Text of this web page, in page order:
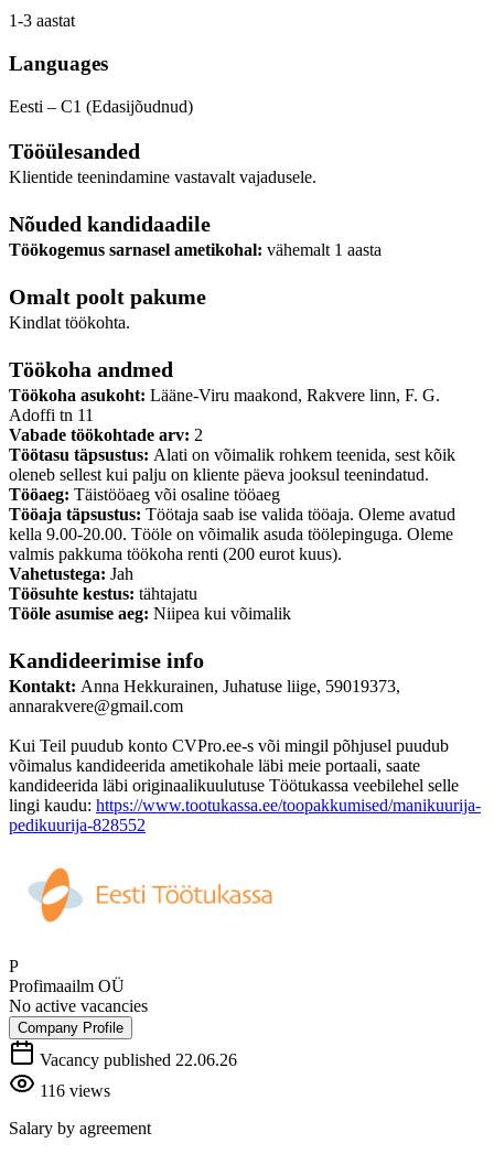
1-3 aastat
Languages
Eesti – C1 (Edasijõudnud)
Tööülesanded
Klientide teenindamine vastavalt vajadusele.
Nõuded kandidaadile
Töökogemus sarnasel ametikohal: vähemalt 1 aasta
Omalt poolt pakume
Kindlat töökohta.
Töökoha andmed
Töökoha asukoht: Lääne-Viru maakond, Rakvere linn, F. G.
Adoffi tn 11
Vabade töökohtade arv: 2
Töötasu täpsustus: Alati on võimalik rohkem teenida, sest kõik
oleneb sellest kui palju on kliente päeva jooksul teenindatud.
Tööaeg: Täistööaeg või osaline tööaeg
Tööaja täpsustus: Töötaja saab ise valida tööaja. Oleme avatud
kella 9.00-20.00. Tööle on võimalik asuda töölepinguga. Oleme
valmis pakkuma töökoha renti (200 eurot kuus).
Vahetustega: Jah
Töösuhte kestus: tähtajatu
Tööle asumise aeg: Niipea kui võimalik
Kandideerimise info
Kontakt: Anna Hekkurainen, Juhatuse liige, 59019373,
annarakvere@gmail.com
Kui Teil puudub konto CVPro.ee-s või mingil põhjusel puudub
võimalus kandideerida ametikohale läbi meie portaali, saate
kandideerida läbi originaalikuulutuse Töötukassa veebilehel selle
lingi kaudu: https://www.tootukassa.ee/toopakkumised/manikuurija-
pedikuurija-828552
P
Profimaailm OÜ
No active vacancies
Company Profile
Vacancy published 22.06.26
116 views
Salary by agreement